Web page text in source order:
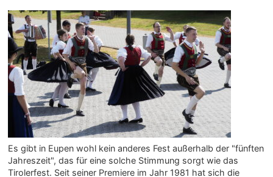
Es gibt in Eupen wohl kein anderes Fest außerhalb der "fünften
Jahreszeit", das für eine solche Stimmung sorgt wie das
Tirolerfest. Seit seiner Premiere im Jahr 1981 hat sich die